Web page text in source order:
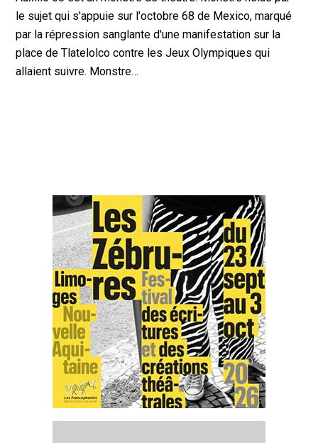
le sujet qui s'appuie sur l'octobre 68 de Mexico, marqué
par la répression sanglante d'une manifestation sur la
place de Tlatelolco contre les Jeux Olympiques qui
allaient suivre. Monstre…